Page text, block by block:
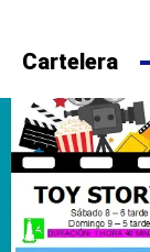
Cartelera